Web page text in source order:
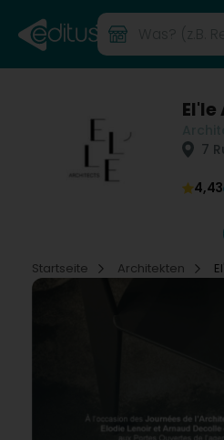
7
4,43
Startseite
Architekten